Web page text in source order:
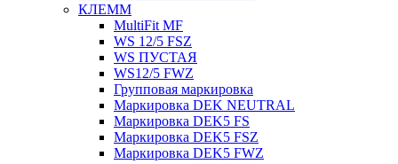
КЛЕММ
MultiFit MF
WS 12/5 FSZ
WS ПУСТАЯ
WS12/5 FWZ
Групповая маркировка
Маркировка DEK NEUTRAL
Маркировка DEK5 FS
Маркировка DEK5 FSZ
Маркировка DEK5 FWZ